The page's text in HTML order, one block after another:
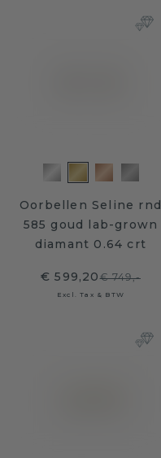
Oorbellen Seline rnd
585 goud lab-grown
diamant 0.64 crt
€ 599,20€ 749,-
Excl. Tax & BTW